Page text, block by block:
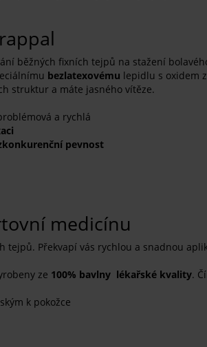
běžných fixních tejpů na stažení
bezlatexovému lepidlu s oxidem
struktur a máte jasného vítěze.
a rychlá
pevnost
medicínu
Překvapí vás rychlou a snadnou
ze 100% bavlny lékařské kvality.
k pokožce